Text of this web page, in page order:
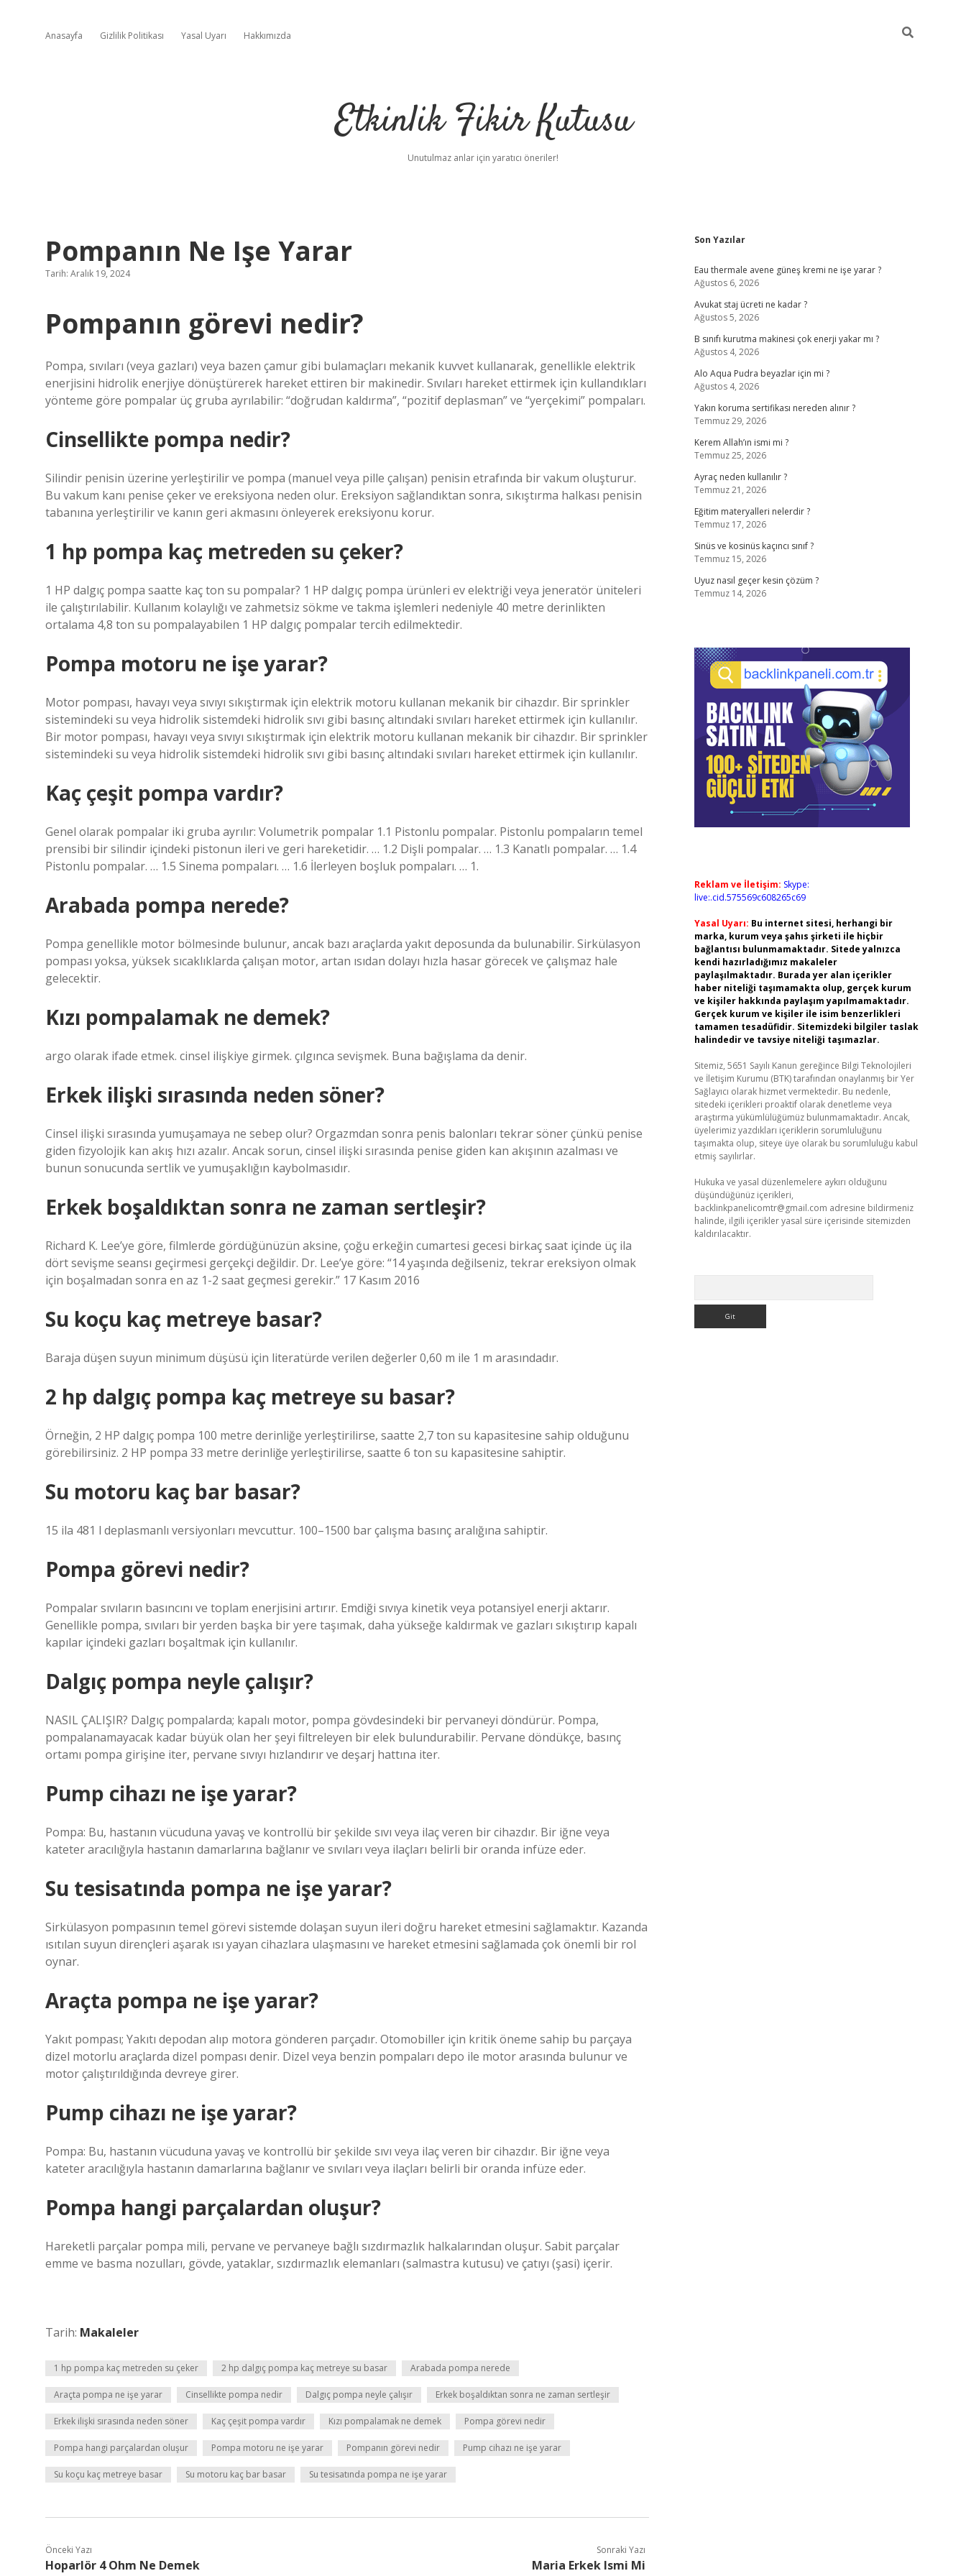
Anasayfa Gizlilik Politikası Yasal Uyarı Hakkımızda
Etkinlik Fikir Kutusu
Unutulmaz anlar için yaratıcı öneriler!
Pompanın Ne Işe Yarar
Tarih: Aralık 19, 2024
Pompanın görevi nedir?
Pompa, sıvıları (veya gazları) veya bazen çamur gibi bulamaçları mekanik kuvvet kullanarak, genellikle elektrik
enerjisini hidrolik enerjiye dönüştürerek hareket ettiren bir makinedir. Sıvıları hareket ettirmek için kullandıkları
yönteme göre pompalar üç gruba ayrılabilir: “doğrudan kaldırma”, “pozitif deplasman” ve “yerçekimi” pompaları.
Cinsellikte pompa nedir?
Silindir penisin üzerine yerleştirilir ve pompa (manuel veya pille çalışan) penisin etrafında bir vakum oluşturur.
Bu vakum kanı penise çeker ve ereksiyona neden olur. Ereksiyon sağlandıktan sonra, sıkıştırma halkası penisin
tabanına yerleştirilir ve kanın geri akmasını önleyerek ereksiyonu korur.
1 hp pompa kaç metreden su çeker?
1 HP dalgıç pompa saatte kaç ton su pompalar? 1 HP dalgıç pompa ürünleri ev elektriği veya jeneratör üniteleri
ile çalıştırılabilir. Kullanım kolaylığı ve zahmetsiz sökme ve takma işlemleri nedeniyle 40 metre derinlikten
ortalama 4,8 ton su pompalayabilen 1 HP dalgıç pompalar tercih edilmektedir.
Pompa motoru ne işe yarar?
Motor pompası, havayı veya sıvıyı sıkıştırmak için elektrik motoru kullanan mekanik bir cihazdır. Bir sprinkler
sistemindeki su veya hidrolik sistemdeki hidrolik sıvı gibi basınç altındaki sıvıları hareket ettirmek için kullanılır.
Bir motor pompası, havayı veya sıvıyı sıkıştırmak için elektrik motoru kullanan mekanik bir cihazdır. Bir sprinkler
sistemindeki su veya hidrolik sistemdeki hidrolik sıvı gibi basınç altındaki sıvıları hareket ettirmek için kullanılır.
Kaç çeşit pompa vardır?
Genel olarak pompalar iki gruba ayrılır: Volumetrik pompalar 1.1 Pistonlu pompalar. Pistonlu pompaların temel
prensibi bir silindir içindeki pistonun ileri ve geri hareketidir. … 1.2 Dişli pompalar. … 1.3 Kanatlı pompalar. … 1.4
Pistonlu pompalar. … 1.5 Sinema pompaları. … 1.6 İlerleyen boşluk pompaları. … 1.
Arabada pompa nerede?
Pompa genellikle motor bölmesinde bulunur, ancak bazı araçlarda yakıt deposunda da bulunabilir. Sirkülasyon
pompası yoksa, yüksek sıcaklıklarda çalışan motor, artan ısıdan dolayı hızla hasar görecek ve çalışmaz hale
gelecektir.
Kızı pompalamak ne demek?
argo olarak ifade etmek. cinsel ilişkiye girmek. çılgınca sevişmek. Buna bağışlama da denir.
Erkek ilişki sırasında neden söner?
Cinsel ilişki sırasında yumuşamaya ne sebep olur? Orgazmdan sonra penis balonları tekrar söner çünkü penise
giden fizyolojik kan akış hızı azalır. Ancak sorun, cinsel ilişki sırasında penise giden kan akışının azalması ve
bunun sonucunda sertlik ve yumuşaklığın kaybolmasıdır.
Erkek boşaldıktan sonra ne zaman sertleşir?
Richard K. Lee’ye göre, filmlerde gördüğünüzün aksine, çoğu erkeğin cumartesi gecesi birkaç saat içinde üç ila
dört sevişme seansı geçirmesi gerçekçi değildir. Dr. Lee’ye göre: “14 yaşında değilseniz, tekrar ereksiyon olmak
için boşalmadan sonra en az 1-2 saat geçmesi gerekir.” 17 Kasım 2016
Su koçu kaç metreye basar?
Baraja düşen suyun minimum düşüsü için literatürde verilen değerler 0,60 m ile 1 m arasındadır.
2 hp dalgıç pompa kaç metreye su basar?
Örneğin, 2 HP dalgıç pompa 100 metre derinliğe yerleştirilirse, saatte 2,7 ton su kapasitesine sahip olduğunu
görebilirsiniz. 2 HP pompa 33 metre derinliğe yerleştirilirse, saatte 6 ton su kapasitesine sahiptir.
Su motoru kaç bar basar?
15 ila 481 l deplasmanlı versiyonları mevcuttur. 100–1500 bar çalışma basınç aralığına sahiptir.
Pompa görevi nedir?
Pompalar sıvıların basıncını ve toplam enerjisini artırır. Emdiği sıvıya kinetik veya potansiyel enerji aktarır.
Genellikle pompa, sıvıları bir yerden başka bir yere taşımak, daha yükseğe kaldırmak ve gazları sıkıştırıp kapalı
kapılar içindeki gazları boşaltmak için kullanılır.
Dalgıç pompa neyle çalışır?
NASIL ÇALIŞIR? Dalgıç pompalarda; kapalı motor, pompa gövdesindeki bir pervaneyi döndürür. Pompa,
pompalanamayacak kadar büyük olan her şeyi filtreleyen bir elek bulundurabilir. Pervane döndükçe, basınç
ortamı pompa girişine iter, pervane sıvıyı hızlandırır ve deşarj hattına iter.
Pump cihazı ne işe yarar?
Pompa: Bu, hastanın vücuduna yavaş ve kontrollü bir şekilde sıvı veya ilaç veren bir cihazdır. Bir iğne veya
kateter aracılığıyla hastanın damarlarına bağlanır ve sıvıları veya ilaçları belirli bir oranda infüze eder.
Su tesisatında pompa ne işe yarar?
Sirkülasyon pompasının temel görevi sistemde dolaşan suyun ileri doğru hareket etmesini sağlamaktır. Kazanda
ısıtılan suyun dirençleri aşarak ısı yayan cihazlara ulaşmasını ve hareket etmesini sağlamada çok önemli bir rol
oynar.
Araçta pompa ne işe yarar?
Yakıt pompası; Yakıtı depodan alıp motora gönderen parçadır. Otomobiller için kritik öneme sahip bu parçaya
dizel motorlu araçlarda dizel pompası denir. Dizel veya benzin pompaları depo ile motor arasında bulunur ve
motor çalıştırıldığında devreye girer.
Pump cihazı ne işe yarar?
Pompa: Bu, hastanın vücuduna yavaş ve kontrollü bir şekilde sıvı veya ilaç veren bir cihazdır. Bir iğne veya
kateter aracılığıyla hastanın damarlarına bağlanır ve sıvıları veya ilaçları belirli bir oranda infüze eder.
Pompa hangi parçalardan oluşur?
Hareketli parçalar pompa mili, pervane ve pervaneye bağlı sızdırmazlık halkalarından oluşur. Sabit parçalar
emme ve basma nozulları, gövde, yataklar, sızdırmazlık elemanları (salmastra kutusu) ve çatıyı (şasi) içerir.
Tarih: Makaleler
1 hp pompa kaç metreden su çeker 2 hp dalgıç pompa kaç metreye su basar Arabada pompa nerede
Araçta pompa ne işe yarar Cinsellikte pompa nedir Dalgıç pompa neyle çalışır Erkek boşaldıktan sonra ne zaman sertleşir
Erkek ilişki sırasında neden söner Kaç çeşit pompa vardır Kızı pompalamak ne demek Pompa görevi nedir
Pompa hangi parçalardan oluşur Pompa motoru ne işe yarar Pompanın görevi nedir Pump cihazı ne işe yarar
Su koçu kaç metreye basar Su motoru kaç bar basar Su tesisatında pompa ne işe yarar
Önceki Yazı
Hoparlör 4 Ohm Ne Demek
Sonraki Yazı
Maria Erkek Ismi Mi
Sidebar
Son Yazılar
Eau thermale avene güneş kremi ne işe yarar ?
Ağustos 6, 2026
Avukat staj ücreti ne kadar ?
Ağustos 5, 2026
B sınıfı kurutma makinesi çok enerji yakar mı ?
Ağustos 4, 2026
Alo Aqua Pudra beyazlar için mi ?
Ağustos 4, 2026
Yakın koruma sertifikası nereden alınır ?
Temmuz 29, 2026
Kerem Allah’ın ismi mi ?
Temmuz 25, 2026
Ayraç neden kullanılır ?
Temmuz 21, 2026
Eğitim materyalleri nelerdir ?
Temmuz 17, 2026
Sinüs ve kosinüs kaçıncı sınıf ?
Temmuz 15, 2026
Uyuz nasıl geçer kesin çözüm ?
Temmuz 14, 2026
Reklam ve İletişim: Skype:
live:.cid.575569c608265c69
Yasal Uyarı: Bu internet sitesi, herhangi bir
marka, kurum veya şahıs şirketi ile hiçbir
bağlantısı bulunmamaktadır. Sitede yalnızca
kendi hazırladığımız makaleler
paylaşılmaktadır. Burada yer alan içerikler
haber niteliği taşımamakta olup, gerçek kurum
ve kişiler hakkında paylaşım yapılmamaktadır.
Gerçek kurum ve kişiler ile isim benzerlikleri
tamamen tesadüfidir. Sitemizdeki bilgiler taslak
halindedir ve tavsiye niteliği taşımazlar.
Sitemiz, 5651 Sayılı Kanun gereğince Bilgi Teknolojileri
ve İletişim Kurumu (BTK) tarafından onaylanmış bir Yer
Sağlayıcı olarak hizmet vermektedir. Bu nedenle,
sitedeki içerikleri proaktif olarak denetleme veya
araştırma yükümlülüğümüz bulunmamaktadır. Ancak,
üyelerimiz yazdıkları içeriklerin sorumluluğunu
taşımakta olup, siteye üye olarak bu sorumluluğu kabul
etmiş sayılırlar.
Hukuka ve yasal düzenlemelere aykırı olduğunu
düşündüğünüz içerikleri,
backlinkpanelicomtr@gmail.com adresine bildirmeniz
halinde, ilgili içerikler yasal süre içerisinde sitemizden
kaldırılacaktır.